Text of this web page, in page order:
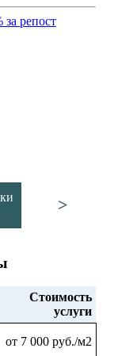
>
Стоимость
услуги
от 7 000 руб./м2